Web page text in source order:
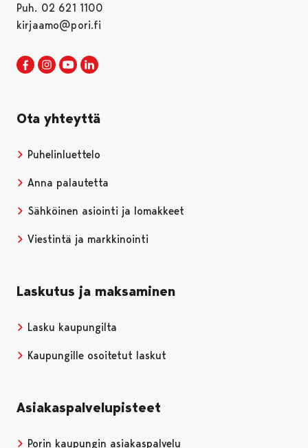
Puh. 02 621 1100
kirjaamo@pori.fi
Porin kaupunki Facebookissa
Avautuu uudessa välilehdessä
Porin kaupunki Instagramissa
Avautuu uudessa välilehdessä
Porin kaupunki Youtubessa
Avautuu uudessa välilehdessä
Ota yhteyttä
Puhelinluettelo
Anna palautetta
Sähköinen asiointi ja lomakkeet
Viestintä ja markkinointi
Laskutus ja maksaminen
Lasku kaupungilta
Kaupungille osoitetut laskut
Asiakaspalvelupisteet
Porin kaupungin asiakaspalvelu